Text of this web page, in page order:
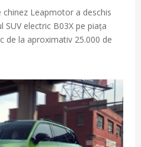
Leapmotor a deschis
electric B03X pe piața
de la aproximativ 25.000 de